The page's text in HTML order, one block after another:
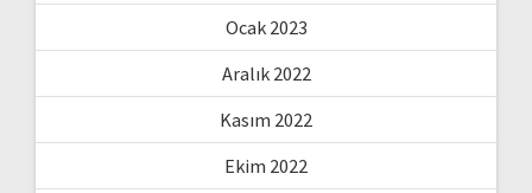
Ocak 2023
Aralık 2022
Kasım 2022
Ekim 2022